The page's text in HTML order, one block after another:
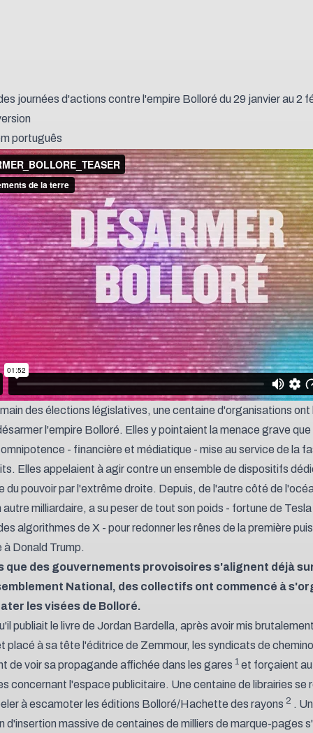
journées d'actions contre l'empire Bolloré du 29 janvier au 2
português
des élections législatives, une centaine d'organisations
l'empire Bolloré. Elles y pointaient la menace grave
- financière et médiatique - mise au service de la
Elles appelaient à agir contre un ensemble de dispositifs
du pouvoir par l'extrême droite. Depuis, de l'autre côté de
autre milliardaire, a su peser de tout son poids - fortune de
algorithmes de X - pour redonner les rênes de la première
à Donald Trump.
que des gouvernements provoisoires s'alignent déjà
National, des collectifs ont commencé à
les visées de Bolloré.
publiait le livre de Jordan Bardella, après avoir mis
placé à sa tête l'éditrice de Zemmour, les syndicats de
de voir sa propagande affichée dans les gares 1et forçaient
concernant l'espace publicitaire. Une centaine de librairies se
à escamoter les éditions Bolloré/Hachette des rayons 2 .
d'insertion massive de centaines de milliers de marque-pages